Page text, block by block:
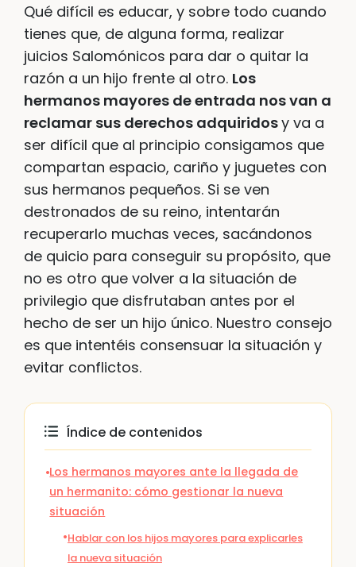
Qué difícil es educar, y sobre todo cuando
tienes que, de alguna forma, realizar
juicios Salomónicos para dar o quitar la
razón a un hijo frente al otro. Los
hermanos mayores de entrada nos van a
reclamar sus derechos adquiridosy va a
ser difícil que al principio consigamos que
compartan espacio, cariño y juguetes con
sus hermanos pequeños. Si se ven
destronados de su reino, intentarán
recuperarlo muchas veces, sacándonos
de quicio para conseguir su propósito, que
no es otro que volver a la situación de
privilegio que disfrutaban antes por el
hecho de ser un hijo único. Nuestro consejo
es que intentéis consensuar la situación y
evitar conflictos.
Índice de contenidos
Los hermanos mayores ante la llegada de
un hermanito: cómo gestionar la nueva
situación
Hablar con los hijos mayores para explicarles
la nueva situación